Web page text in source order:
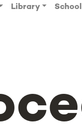
Library